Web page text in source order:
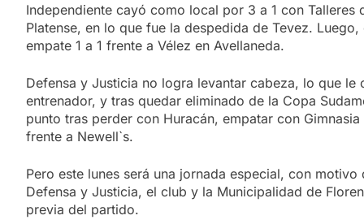
Independiente cayó como local por 3 a 1 con
Platense, en lo que fue la despedida de Tevez.
empate 1 a 1 frente a Vélez en Avellaneda.
Defensa y Justicia no logra levantar cabeza, lo que
entrenador, y tras quedar eliminado de la Copa
punto tras perder con Huracán, empatar con
frente a Newell`s.
Pero este lunes será una jornada especial, con
Defensa y Justicia, el club y la Municipalidad de
previa del partido.